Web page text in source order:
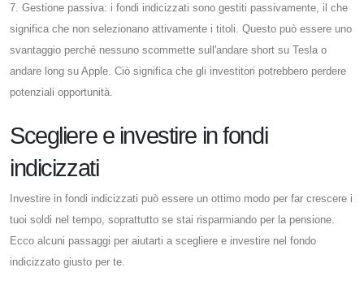
7. Gestione passiva: i fondi indicizzati sono gestiti passivamente, il che
significa che non selezionano attivamente i titoli. Questo può essere uno
svantaggio perché nessuno scommette sull'andare short su Tesla o
andare long su Apple. Ciò significa che gli investitori potrebbero perdere
potenziali opportunità.
Scegliere e investire in fondi
indicizzati
Investire in fondi indicizzati può essere un ottimo modo per far crescere i
tuoi soldi nel tempo, soprattutto se stai risparmiando per la pensione.
Ecco alcuni passaggi per aiutarti a scegliere e investire nel fondo
indicizzato giusto per te.